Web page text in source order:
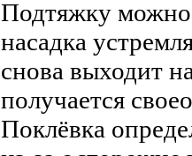
Подтяжку можно
насадка
снова выходит
получается
Поклёвка